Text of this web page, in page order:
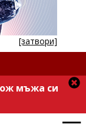
[затвори]
мъжа си